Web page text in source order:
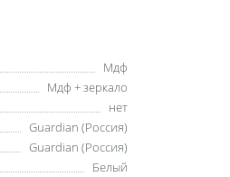
Мдф
Мдф + зеркало
нет
Guardian (Россия)
Guardian (Россия)
Белый